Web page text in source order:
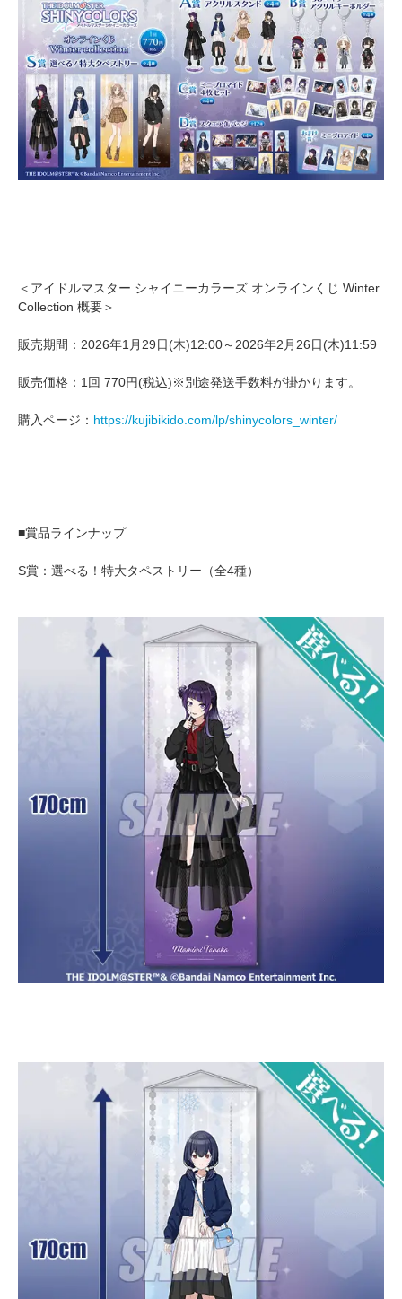
＜アイドルマスター シャイニーカラーズ オンラインくじ Winter
Collection 概要＞
販売期間：2026年1月29日(木)12:00～2026年2月26日(木)11:59
販売価格：1回 770円(税込)※別途発送手数料が掛かります。
購入ページ： https://kujibikido.com/lp/shinycolors_winter/
■賞品ラインナップ
S賞：選べる！特大タペストリー（全4種）